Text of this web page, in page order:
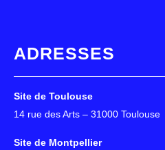
ADRESSES
Site de Toulouse
14 rue des Arts – 31000 Toulouse
Site de Montpellier